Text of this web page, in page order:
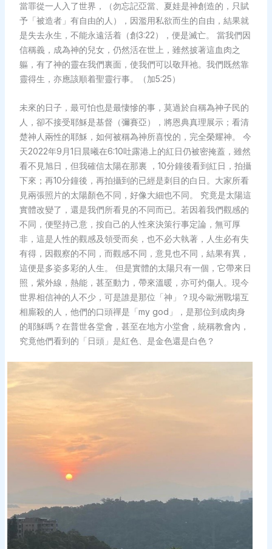
當罪從一人入了世界，（勿忘記亞當、夏娃是神創造的，只賦
予「被造者」有自由的人），因濫用私欲而生的自由，結果就
是失去永生，不能永遠活着（創3:22），便是滅亡。 當我們因
信稱義，成為神的兒女，仍然活在世上，雖然披著這血肉之
軀，有了神的靈在我們裏面，使我們可以敬拜祂。我們既然靠
靈得生，亦應該順着聖靈行事。（加5:25）
未來的日子，最可怕也是最悽慘的事，莫過於自稱為神子民的
人，卻不接受耶穌是基督（彌賽亞），將恩典真理展示；看清
楚神人兩性的耶穌，如何被稱為神所喜悅的，完全榮耀神。 今
天2022年9月1日晨曦在6:10吐露港上的紅日仍被密掩蓋，雖然
看不見旭日，但我確信太陽在那裏 ，10分鐘後看到紅日，拍攝
下來；再10分鐘後，再拍攝到的已經是刺目的白日。大家所看
見兩張照片的太陽顏色不同，好像大細也不同。 究竟是太陽這
實體改變了，還是我們所看見的不同而已。若因着我們觀感的
不同，便堅持己意，按自己的人性來決策行事定論，無可厚
非，這是人性的觀感及領受而矣，也不必大執著，人生必有失
有得，因觀察的不同，而觀感不同，意見也不同，結果有異，
這便是多姿多彩的人生。 但是實體的太陽只有一個，它帶來日
照，紫外線，熱能，甚至動力，帶來溫暖，亦可灼傷人。現今
世界相信神的人不少，可是誰是那位「神」？現今歐洲戰場互
相廝殺的人，他們的口頭禪是「my god」，是那位到成肉身
的耶穌嗎？在普世各堂會，甚至在地方小堂會，統稱教會內，
究竟他們看到的「日頭」是紅色、是金色還是白色？